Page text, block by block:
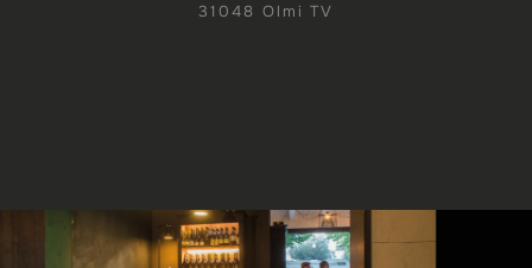
31048 Olmi TV